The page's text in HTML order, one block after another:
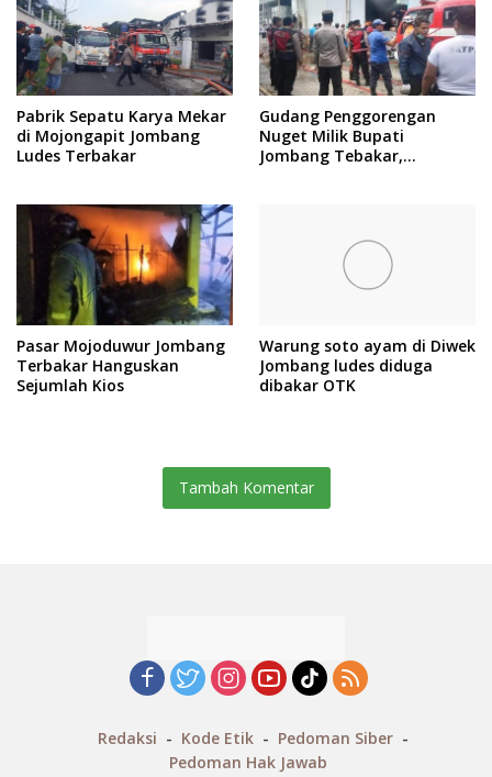
Pabrik Sepatu Karya Mekar
di Mojongapit Jombang
Ludes Terbakar
Gudang Penggorengan
Nuget Milik Bupati
Jombang Tebakar,
Pasar Mojoduwur Jombang
Terbakar Hanguskan
Sejumlah Kios
Warung soto ayam di Diwek
Jombang ludes diduga
dibakar OTK
Tambah Komentar
Redaksi Kode Etik
Pedoman Siber
Pedoman Hak Jawab